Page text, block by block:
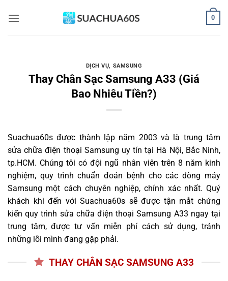
qua
0
DỊCH VỤ, SAMSUNG
Thay Chân Sạc Samsung A33 (Giá
Bao Nhiêu Tiền?)
Suachua60s được thành lập năm 2003 và là trung tâm
sửa chữa điện thoại Samsung uy tín tại Hà Nội, Bắc Ninh,
tp.HCM. Chúng tôi có đội ngũ nhân viên trên 8 năm kinh
nghiệm, quy trình chuẩn đoán bệnh cho các dòng máy
Samsung một cách chuyên nghiệp, chính xác nhất. Quý
khách khi đến với Suachua60s sẽ được tận mắt chứng
kiến quy trình sửa chữa điện thoại Samsung A33 ngay tại
trung tâm, được tư vấn miễn phí cách sử dụng, tránh
những lỗi mình đang gặp phải.
THAY CHÂN SẠC SAMSUNG A33